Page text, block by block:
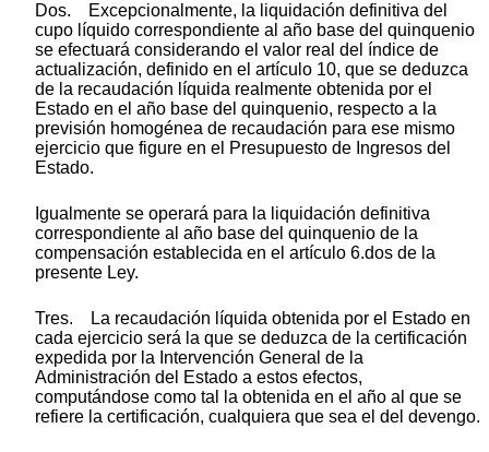
Dos. Excepcionalmente, la liquidación definitiva del
cupo líquido correspondiente al año base del quinquenio
se efectuará considerando el valor real del índice de
actualización, definido en el artículo 10, que se deduzca
de la recaudación líquida realmente obtenida por el
Estado en el año base del quinquenio, respecto a la
previsión homogénea de recaudación para ese mismo
ejercicio que figure en el Presupuesto de Ingresos del
Estado.
Igualmente se operará para la liquidación definitiva
correspondiente al año base del quinquenio de la
compensación establecida en el artículo 6.dos de la
presente Ley.
Tres. La recaudación líquida obtenida por el Estado en
cada ejercicio será la que se deduzca de la certificación
expedida por la Intervención General de la
Administración del Estado a estos efectos,
computándose como tal la obtenida en el año al que se
refiere la certificación, cualquiera que sea el del devengo.